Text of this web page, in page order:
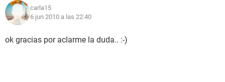
carla15
6 jun 2010 a las 22:40
ok gracias por aclarme la duda.. :-)